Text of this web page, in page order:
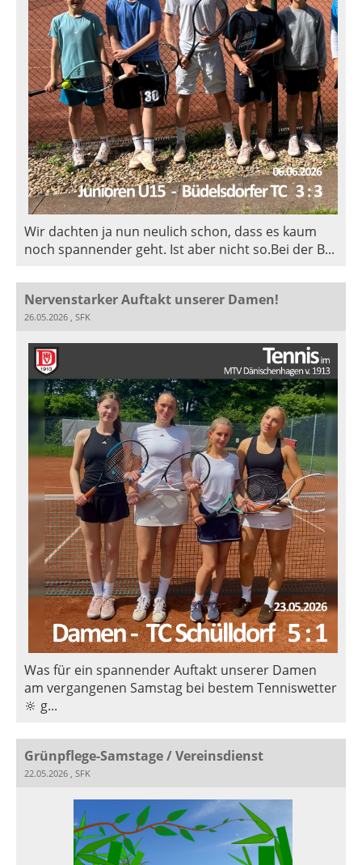
Wir dachten ja nun neulich schon, dass es kaum
noch spannender geht. Ist aber nicht so.Bei der B...
Nervenstarker Auftakt unserer Damen!
26.05.2026 , SFK
Was für ein spannender Auftakt unserer Damen
am vergangenen Samstag bei bestem Tenniswetter
🔆 g...
Grünpflege-Samstage / Vereinsdienst
22.05.2026 , SFK